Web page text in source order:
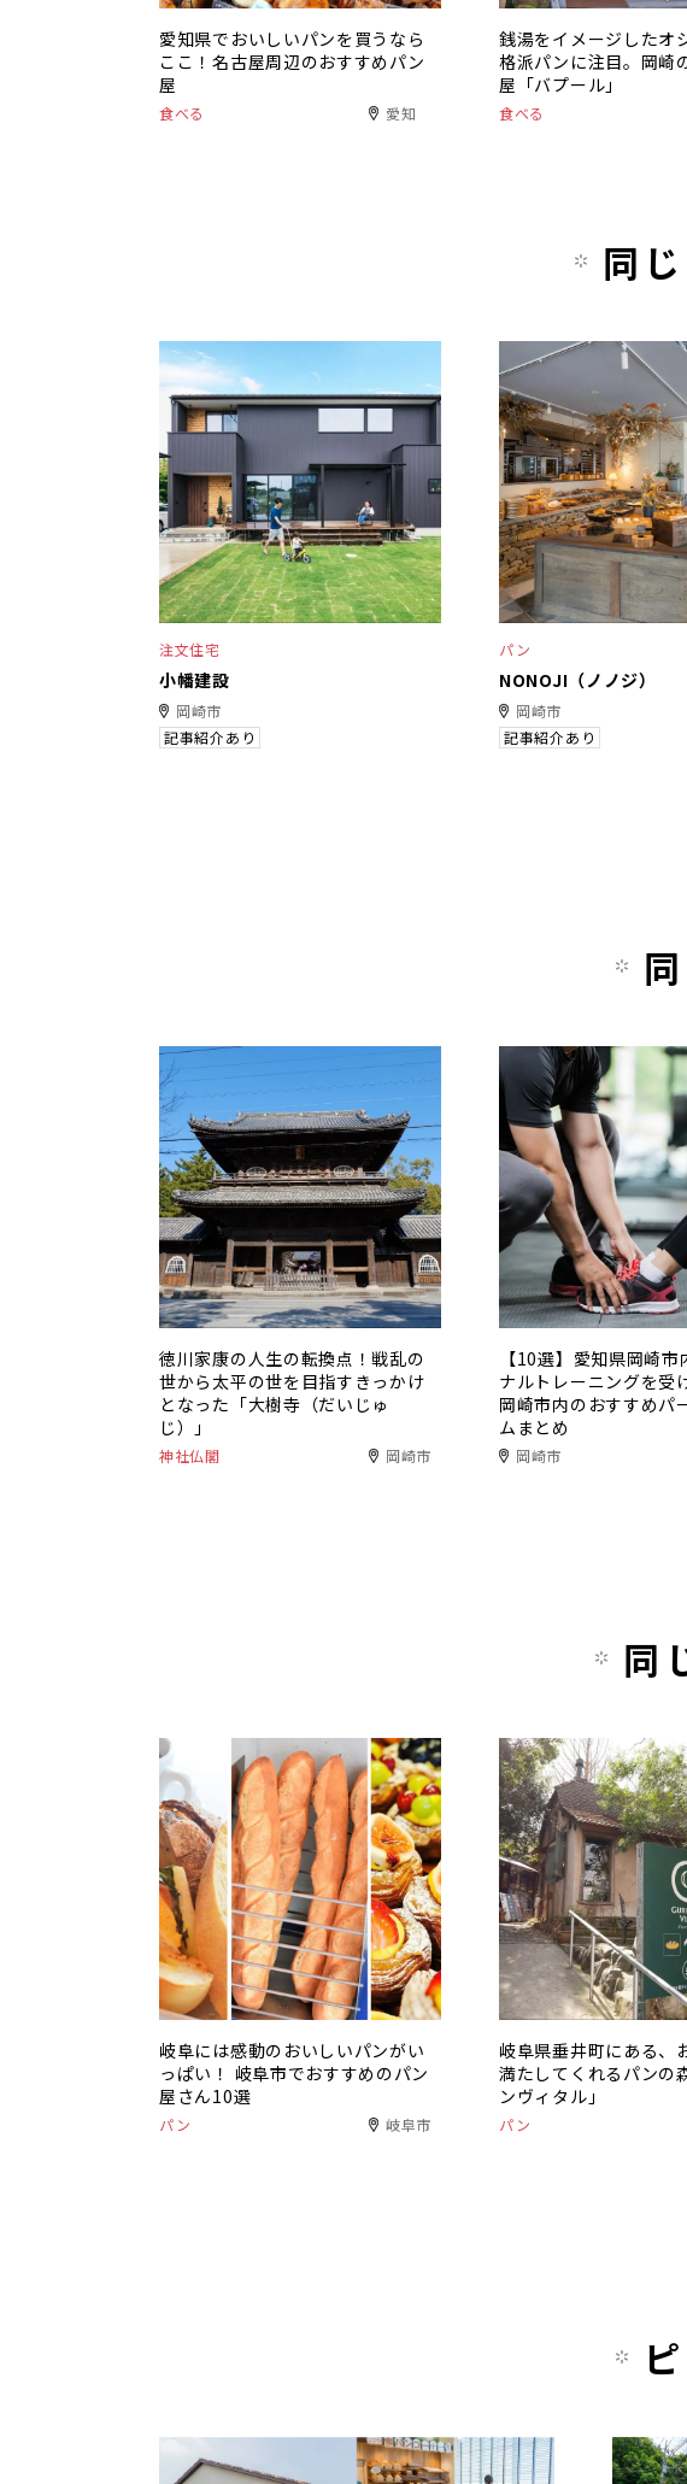
愛知県でおいしいパンを買うなら
ここ！名古屋周辺のおすすめパン
屋
食べる 愛知
銭湯をイメージしたオ
格派パンに注目。岡崎
屋「バプール」
食べる
同
注文住宅
小幡建設
岡崎市
記事紹介あり
パン
NONOJI（ノノジ）
岡崎市
記事紹介あり
徳川家康の人生の転換点！戦乱の
世から太平の世を目指すきっかけ
となった「大樹寺（だいじゅ
じ）」
神社仏閣 岡崎市
【10選】愛知県岡崎市
ナルトレーニングを受
岡崎市内のおすすめパ
ムまとめ
岡崎市
同
岐阜には感動のおいしいパンがい
っぱい！ 岐阜市でおすすめのパン
屋さん10選
パン 岐阜市
岐阜県垂井町にある、
満たしてくれるパンの
ンヴィタル」
パン